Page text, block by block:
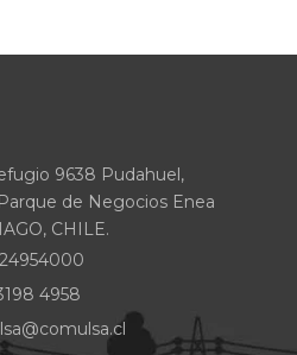
9638 Pudahuel,
de Negocios Enea
CHILE.
24954000
4958